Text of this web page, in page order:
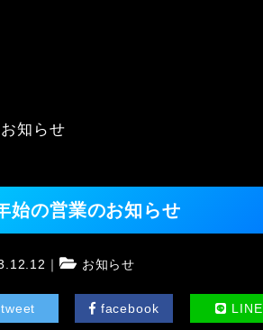
知らせ
始の営業のお知らせ
｜ お知らせ
tweet facebook LINE